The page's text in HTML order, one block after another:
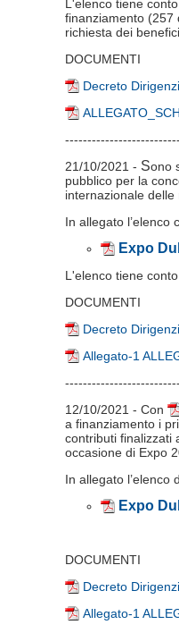
L'elenco tiene
finanziamento (257
richiesta dei
DOCUMENTI
Decreto
21/10/2021 - Sono
pubblico per la
internazionale
In allegato l’elenco
Expo
L'elenco tiene
DOCUMENTI
Decreto
Allegato-1
12/10/2021 - Con
a finanziamento i
contributi finalizzati
occasione di Expo
In allegato l’elenco
Expo
DOCUMENTI
Decreto
Allegato-1